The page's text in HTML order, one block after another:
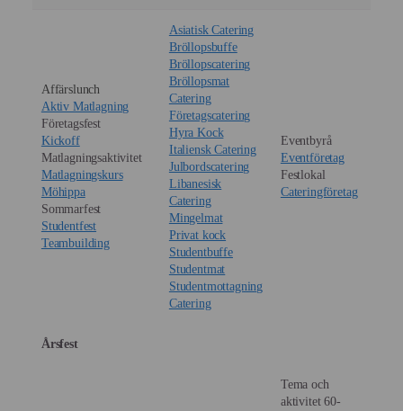
Affärslunch
Aktiv Matlagning
Företagsfest
Kickoff
Matlagningsaktivitet
Matlagningskurs
Möhippa
Sommarfest
Studentfest
Teambuilding
Asiatisk Catering
Bröllopsbuffe
Bröllopscatering
Bröllopsmat
Catering
Företagscatering
Hyra Kock
Italiensk Catering
Julbordscatering
Libanesisk
Catering
Mingelmat
Privat kock
Studentbuffe
Studentmat
Studentmottagning
Catering
Eventbyrå
Eventföretag
Festlokal
Cateringföretag
Årsfest
Tema och
aktivitet 60-